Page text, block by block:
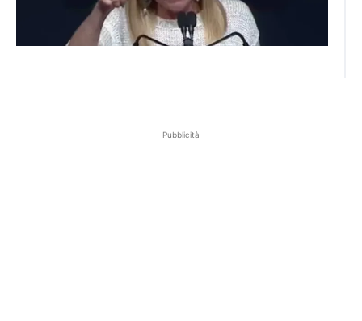
Pubblicità